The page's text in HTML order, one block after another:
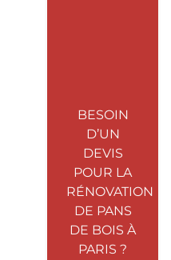
BESOIN
D’UN
DEVIS
POUR LA
RÉNOVATION
DE PANS
DE BOIS À
PARIS ?